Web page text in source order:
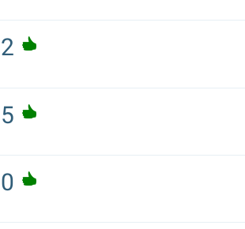
2
5
0